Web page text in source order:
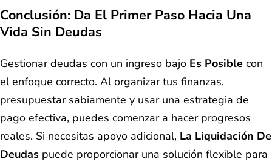
Conclusión: Da El Primer Paso Hacia Una
Vida Sin Deudas
Gestionar deudas con un ingreso bajo Es Posible con
el enfoque correcto. Al organizar tus finanzas,
presupuestar sabiamente y usar una estrategia de
pago efectiva, puedes comenzar a hacer progresos
reales. Si necesitas apoyo adicional, La Liquidación De
Deudas puede proporcionar una solución flexible para